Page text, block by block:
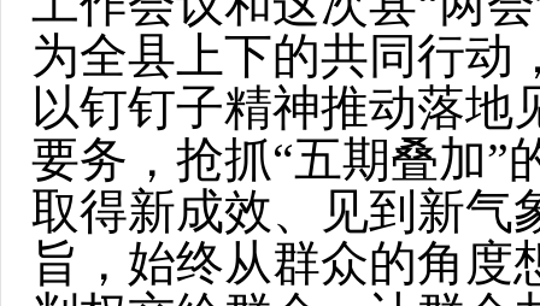
为全县上下的共同行动
以钉钉子精神推动落地
要务，抢抓“五期叠加”
取得新成效、见到新气
旨，始终从群众的角度